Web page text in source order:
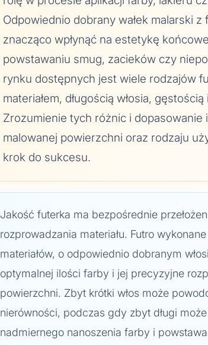
Odpowiednio dobrany wałek malarski z
znacząco wpłynąć na estetykę
powstawaniu smug, zacieków czy
rynku dostępnych jest wiele rodzajów
materiałem, długością włosia,
Zrozumienie tych różnic i dopasowanie
malowanej powierzchni oraz rodzaju
krok do sukcesu.
Jakość futerka ma bezpośrednie
rozprowadzania materiału. Futro
materiałów, o odpowiednio dobranym
optymalnej ilości farby i jej precyzyjne
powierzchni. Zbyt krótki włos może
nierówności, podczas gdy zbyt długi
nadmiernego nanoszenia farby i